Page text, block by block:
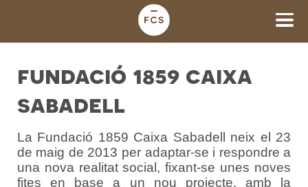
fundació 1859 caixa
sabadell
La Fundació 1859 Caixa Sabadell neix el 23
de maig de 2013 per adaptar-se i respondre a
una nova realitat social, fixant-se unes noves
fites en base a un nou projecte, amb la